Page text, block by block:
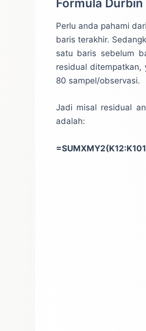
Formula
Perlu anda pahami
baris terakhir.
satu baris sebelum
residual ditempatkan,
80 sampel/observasi.
Jadi misal residual
adalah: